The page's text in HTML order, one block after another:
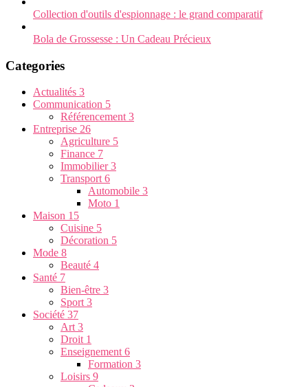
Collection d'outils d'espionnage : le grand comparatif
Bola de Grossesse : Un Cadeau Précieux
Categories
Actualités 3
Communication 5
Référencement 3
Entreprise 26
Agriculture 5
Finance 7
Immobilier3
Transport 6
Automobile 3
Moto 1
Maison 15
Cuisine 5
Décoration 5
Mode 8
Beauté 4
Santé 7
Bien-être 3
Sport 3
Société 37
Art 3
Droit 1
Enseignement 6
Formation 3
Loisirs 9